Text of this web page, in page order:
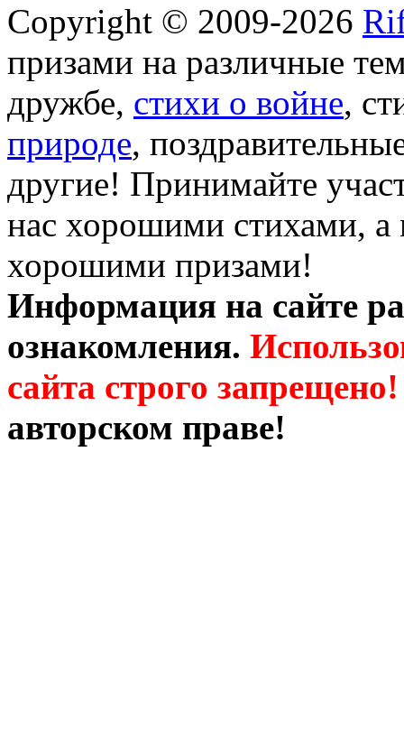
Copyright © 2009-2026
призами на различные
дружбе, стихи о войне,
природе,
другие! Принимайте
нас хорошими стихами, а
хорошими призами!
Информация на сайте
ознакомления.
сайта строго запрещено!
авторском праве!